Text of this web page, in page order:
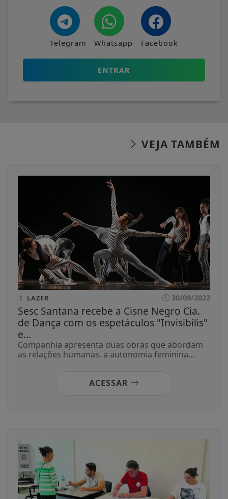
Telegram Whatsapp Facebook
ENTRAR
VEJA TAMBÉM
LAZER 30/09/2022
Sesc Santana recebe a Cisne Negro Cia.
de Dança com os espetáculos "Invisibilis"
e...
Companhia apresenta duas obras que abordam
as relações humanas, a autonomia feminina...
ACESSAR